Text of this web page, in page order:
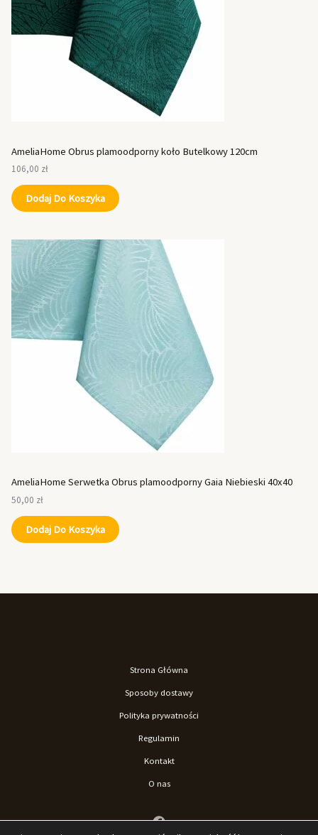
AmeliaHome Obrus plamoodporny koło Butelkowy 120cm
106,00 zł
Dodaj Do Koszyka
AmeliaHome Serwetka Obrus plamoodporny Gaia Niebieski 40x40
50,00 zł
Dodaj Do Koszyka
Strona Główna
Sposoby dostawy
Polityka prywatności
Regulamin
Kontakt
O nas